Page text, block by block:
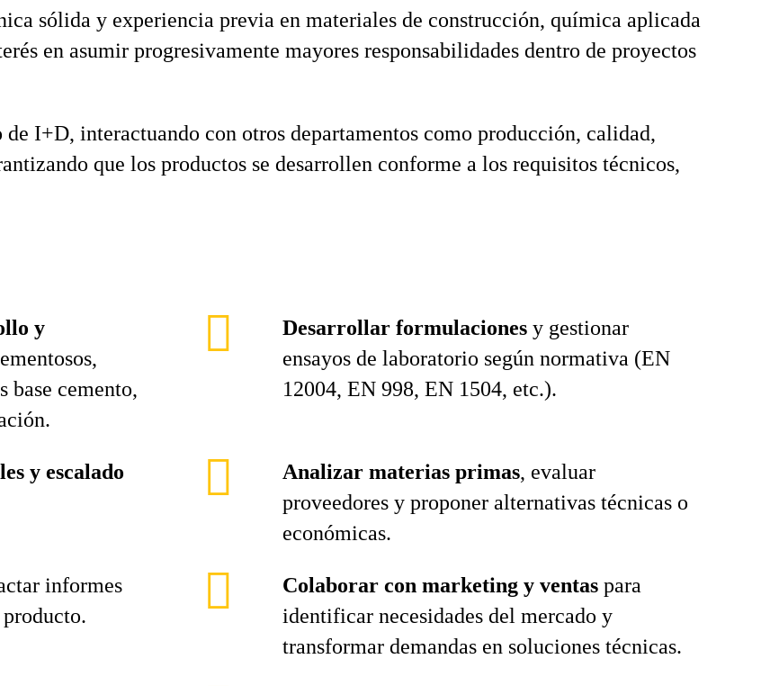
sólida y experiencia previa en materiales de construcción, química aplicada
en asumir progresivamente mayores responsabilidades dentro de proyectos
I+D, interactuando con otros departamentos como producción, calidad,
que los productos se desarrollen conforme a los requisitos técnicos,
y
base cemento,
Desarrollar formulaciones y gestionar
ensayos de laboratorio según normativa (EN
12004, EN 998, EN 1504, etc.).
y escalado
Analizar materias primas, evaluar
proveedores y proponer alternativas técnicas o
económicas.
informes
Colaborar con marketing y ventas para
identificar necesidades del mercado y
transformar demandas en soluciones técnicas.